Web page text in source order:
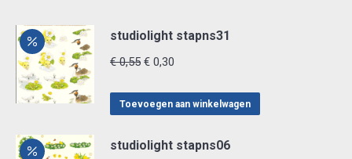
studiolight stapns31
€0,55 Oorspronkelijke
was:
€ 0,30
is:
Toevoegen aan winkelwagen
studiolight stapns06